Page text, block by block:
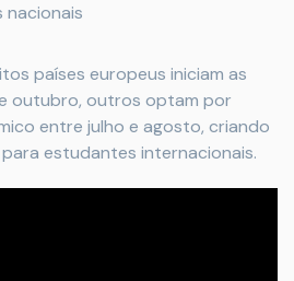
nacionais
países europeus iniciam as
outubro, outros optam por
entre julho e agosto, criando
para estudantes internacionais.